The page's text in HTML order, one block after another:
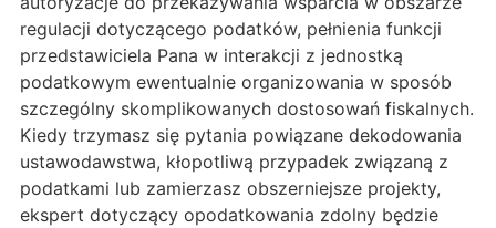
regulacji dotyczącego podatków, pełnienia funkcji
przedstawiciela Pana w interakcji z jednostką
podatkowym ewentualnie organizowania w sposób
szczególny skomplikowanych dostosowań fiskalnych.
Kiedy trzymasz się pytania powiązane dekodowania
ustawodawstwa, kłopotliwą przypadek związaną z
podatkami lub zamierzasz obszerniejsze projekty,
ekspert dotyczący opodatkowania zdolny będzie